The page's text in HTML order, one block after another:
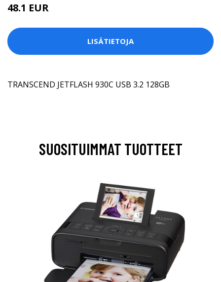
48.1 EUR
LISÄTIETOJA
TRANSCEND JETFLASH 930C USB 3.2 128GB
SUOSITUIMMAT TUOTTEET